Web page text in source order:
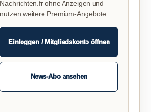
Nachrichten.fr ohne Anzeigen und
nutzen weitere Premium-Angebote.
Einloggen / Mitgliedskonto öffnen
News-Abo ansehen